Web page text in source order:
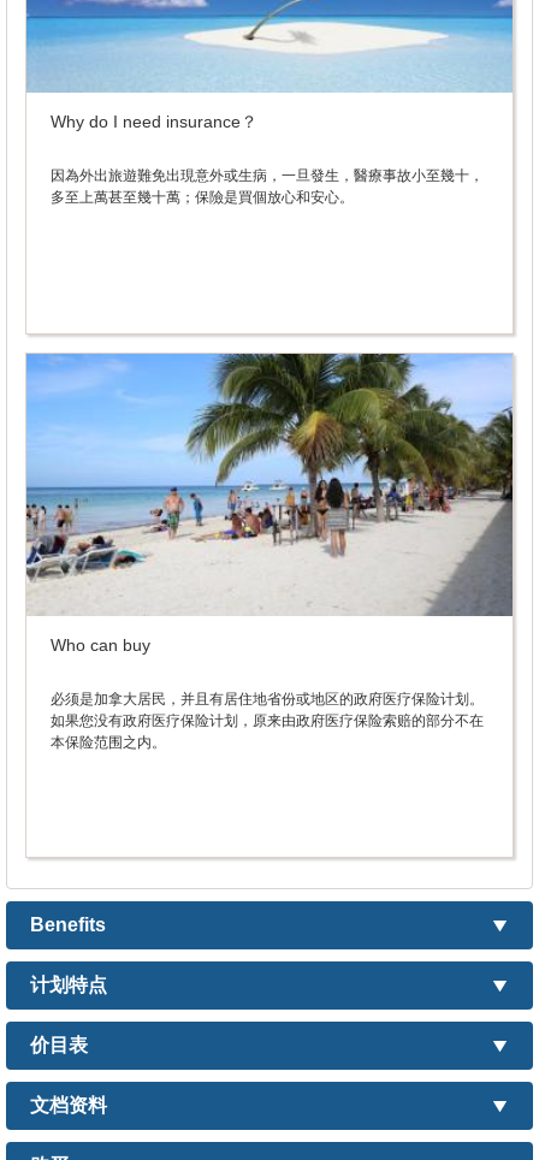
Why do I need insurance？
因為外出旅遊難免出現意外或生病，一旦發生，醫療事故小至幾十，
多至上萬甚至幾十萬；保險是買個放心和安心。
Who can buy
必须是加拿大居民，并且有居住地省份或地区的政府医疗保险计划。
如果您没有政府医疗保险计划，原来由政府医疗保险索赔的部分不在
本保险范围之内。
Benefits
计划特点
价目表
文档资料